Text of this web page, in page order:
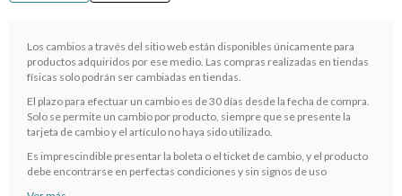
Los cambios a través del sitio web están disponibles únicamente para
productos adquiridos por ese medio. Las compras realizadas en tiendas
físicas solo podrán ser cambiadas en tiendas.
El plazo para efectuar un cambio es de 30 días desde la fecha de compra.
Solo se permite un cambio por producto, siempre que se presente la
tarjeta de cambio y el artículo no haya sido utilizado.
Es imprescindible presentar la boleta o el ticket de cambio, y el producto
debe encontrarse en perfectas condiciones y sin signos de uso
¡Sumate a la forma más ágil de comprar!
Comprá en 3 cuotas sin recargo o hasta en 12
cuotas * ¡Solo con tu cédula!
* sujeto aprobación crediticia.